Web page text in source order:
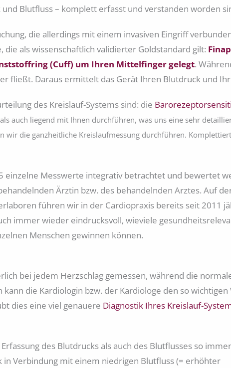
Blutfluss – komplett erfasst und verstanden worden
die allerdings mit einem invasiven Eingriff
als wissenschaftlich validierter Goldstandard gilt:
(Cuff) um Ihren Mittelfinger gelegt.
fließt. Daraus ermittelt das Gerät Ihren Blutdruck und
des Kreislauf-Systems sind: die
auch liegend mit Ihnen durchführen, was uns eine sehr
die ganzheitliche Kreislaufmessung durchführen.
Messwerte integrativ betrachtet und bewertet
Ärztin bzw. des behandelnden Arztes. Auf
führen wir in der Cardiopraxis bereits seit 2011
immer wieder eindrucksvoll, wieviele
Menschen gewinnen können.
bei jedem Herzschlag gemessen, während die
die Kardiologin bzw. der Kardiologe den so wichtigen
dies eine viel genauere Diagnostik Ihres Kreislauf-
des Blutdrucks als auch des Blutflusses so
in Verbindung mit einem niedrigen Blutfluss (= erhöhter